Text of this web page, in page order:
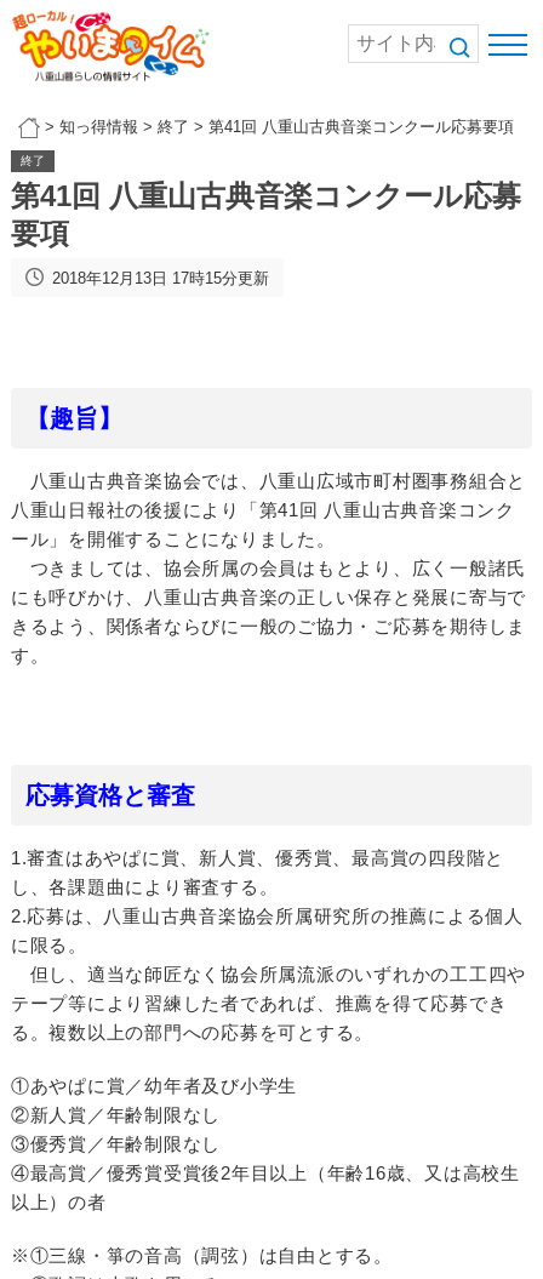
> 知っ得情報 > 終了 > 第41回 八重山古典音楽コンクール応募要項
終了
第41回 八重山古典音楽コンクール応募
要項
2018年12月13日 17時15分更新
【趣旨】
八重山古典音楽協会では、八重山広域市町村圏事務組合と
八重山日報社の後援により「第41回 八重山古典音楽コンク
ール」を開催することになりました。
つきましては、協会所属の会員はもとより、広く一般諸氏
にも呼びかけ、八重山古典音楽の正しい保存と発展に寄与で
きるよう、関係者ならびに一般のご協力・ご応募を期待しま
す。
応募資格と審査
1.審査はあやぱに賞、新人賞、優秀賞、最高賞の四段階と
し、各課題曲により審査する。
2.応募は、八重山古典音楽協会所属研究所の推薦による個人
に限る。
但し、適当な師匠なく協会所属流派のいずれかの工工四や
テープ等により習練した者であれば、推薦を得て応募でき
る。複数以上の部門への応募を可とする。
①あやぱに賞／幼年者及び小学生
②新人賞／年齢制限なし
③優秀賞／年齢制限なし
④最高賞／優秀賞受賞後2年目以上（年齢16歳、又は高校生
以上）の者
※①三線・箏の音高（調弦）は自由とする。